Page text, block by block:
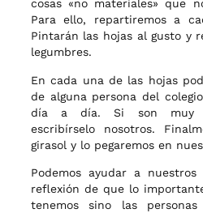
cosas «no materiales» que
Para ello, repartiremos a
Pintarán las hojas al gusto y
legumbres.
En cada una de las hojas
de alguna persona del
día a día. Si son muy
escribírselo nosotros.
girasol y lo pegaremos en
Podemos ayudar a
reflexión de que lo
tenemos sino las